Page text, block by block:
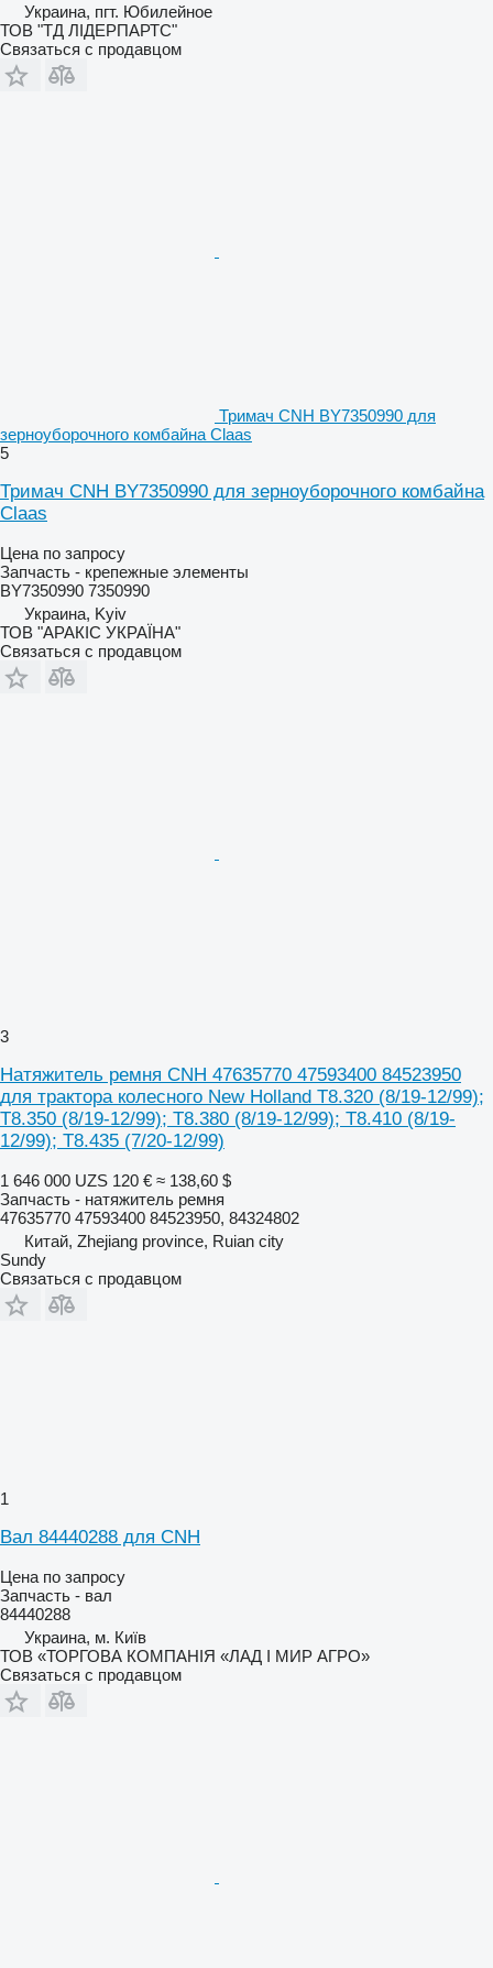
Украина, пгт. Юбилейное
ТОВ "ТД ЛІДЕРПАРТС"
Связаться с продавцом
Тримач CNH BY7350990 для
зерноуборочного комбайна Claas
5
Тримач CNH BY7350990 для зерноуборочного комбайна
Claas
Цена по запросу
Запчасть - крепежные элементы
BY7350990 7350990
Украина, Kyiv
ТОВ "АРАКІС УКРАЇНА"
Связаться с продавцом
3
Натяжитель ремня CNH 47635770 47593400 84523950
для трактора колесного New Holland T8.320 (8/19-12/99);
T8.350 (8/19-12/99); T8.380 (8/19-12/99); T8.410 (8/19-
12/99); T8.435 (7/20-12/99)
1 646 000 UZS 120 € ≈ 138,60 $
Запчасть - натяжитель ремня
47635770 47593400 84523950, 84324802
Китай, Zhejiang province, Ruian city
Sundy
Связаться с продавцом
1
Вал 84440288 для CNH
Цена по запросу
Запчасть - вал
84440288
Украина, м. Київ
ТОВ «ТОРГОВА КОМПАНІЯ «ЛАД І МИР АГРО»
Связаться с продавцом